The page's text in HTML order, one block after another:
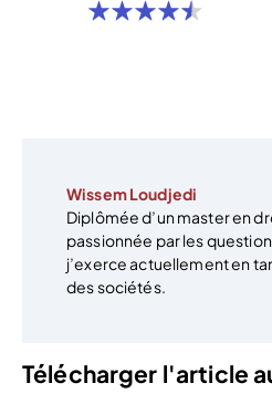
Wissem Loudjedi
Diplômée d’un master en
passionnée par les
j’exerce actuellement en
des sociétés.
Télécharger l'article